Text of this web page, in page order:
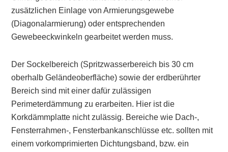
zusätzlichen Einlage von Armierungsgewebe
(Diagonalarmierung) oder entsprechenden
Gewebeeckwinkeln gearbeitet werden muss.
Der Sockelbereich (Spritzwasserbereich bis 30 cm
oberhalb Geländeoberfläche) sowie der erdberührter
Bereich sind mit einer dafür zulässigen
Perimeterdämmung zu erarbeiten. Hier ist die
Korkdämmplatte nicht zulässig. Bereiche wie Dach-,
Fensterrahmen-, Fensterbankanschlüsse etc. sollten mit
einem vorkomprimierten Dichtungsband, bzw. ein